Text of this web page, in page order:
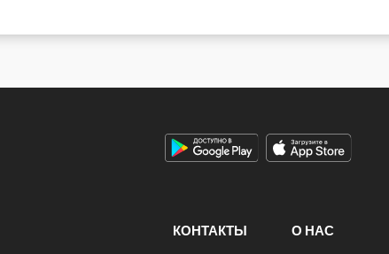
КОНТАКТЫ О НАС